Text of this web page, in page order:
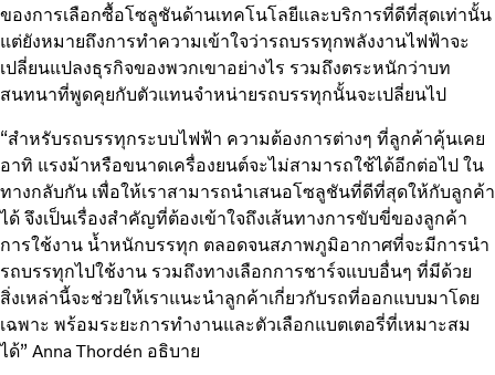
ของการเลือกซื้อโซลูชันด้านเทคโนโลยีและบริการที่ดีที่สุดเท่านั้น
แต่ยังหมายถึงการทำความเข้าใจว่ารถบรรทุกพลังงานไฟฟ้าจะ
เปลี่ยนแปลงธุรกิจของพวกเขาอย่างไร รวมถึงตระหนักว่าบท
สนทนาที่พูดคุยกับตัวแทนจำหน่ายรถบรรทุกนั้นจะเปลี่ยนไป
“สำหรับรถบรรทุกระบบไฟฟ้า ความต้องการต่างๆ ที่ลูกค้าคุ้นเคย
อาทิ แรงม้าหรือขนาดเครื่องยนต์จะไม่สามารถใช้ได้อีกต่อไป ใน
ทางกลับกัน เพื่อให้เราสามารถนำเสนอโซลูชันที่ดีที่สุดให้กับลูกค้า
ได้ จึงเป็นเรื่องสำคัญที่ต้องเข้าใจถึงเส้นทางการขับขี่ของลูกค้า
การใช้งาน น้ำหนักบรรทุก ตลอดจนสภาพภูมิอากาศที่จะมีการนำ
รถบรรทุกไปใช้งาน รวมถึงทางเลือกการชาร์จแบบอื่นๆ ที่มีด้วย
สิ่งเหล่านี้จะช่วยให้เราแนะนำลูกค้าเกี่ยวกับรถที่ออกแบบมาโดย
เฉพาะ พร้อมระยะการทำงานและตัวเลือกแบตเตอรี่ที่เหมาะสม
ได้” Anna Thordén อธิบาย